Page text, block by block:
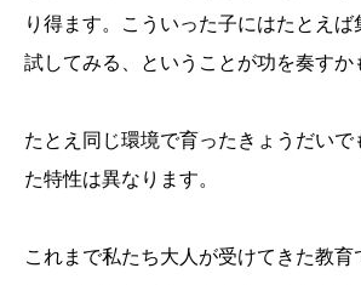
り得ます。こういった子にはたとえ
試してみる、ということが功を奏すか
たとえ同じ環境で育ったきょうだい
た特性は異なります。
これまで私たち大人が受けてきた教育